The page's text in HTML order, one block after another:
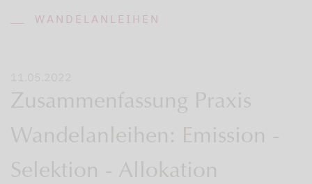
WANDELANLEIHEN
11.05.2022
Zusammenfassung Praxis
Wandelanleihen: Emission -
Selektion - Allokation